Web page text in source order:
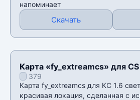
напоминает
Скачать
Карта «fy_extreamcs» для CS
379
Карта fy_extreamcs для КС 1.6
красивая локация, сделанная с